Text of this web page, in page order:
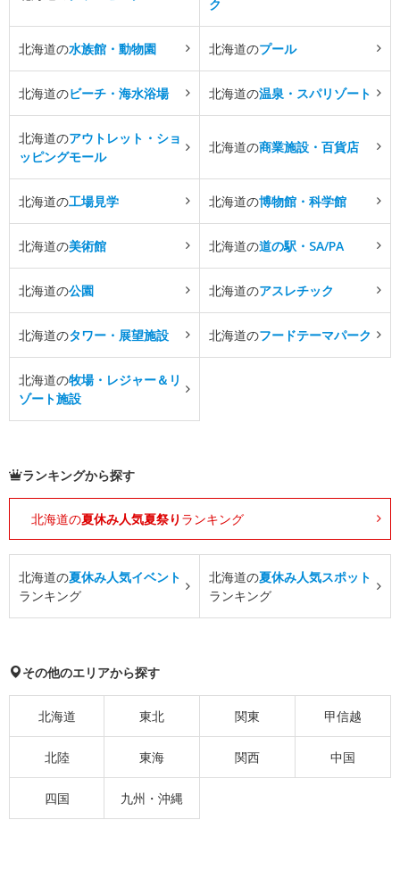
ク
北海道の水族館・動物園 北海道のプール
北海道のビーチ・海水浴場 北海道の温泉・スパリゾート
北海道のアウトレット・ショ
ッピングモール
北海道の商業施設・百貨店
北海道の工場見学 北海道の博物館・科学館
北海道の美術館 北海道の道の駅・SA/PA
北海道の公園 北海道のアスレチック
北海道のタワー・展望施設 北海道のフードテーマパーク
北海道の牧場・レジャー＆リ
ゾート施設
ランキングから探す
北海道の夏休み人気夏祭り ランキング
北海道の夏休み人気イベント
ランキング
北海道の夏休み人気スポット
ランキング
その他のエリアから探す
北海道 東北 関東 甲信越
北陸 東海 関西 中国
四国 九州・沖縄